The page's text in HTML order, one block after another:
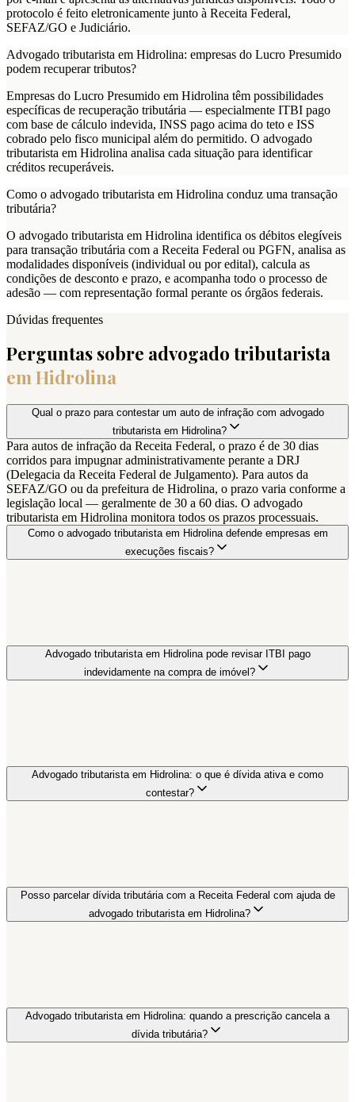
protocolo é feito eletronicamente junto à Receita Federal,
SEFAZ/GO e Judiciário.
Advogado tributarista em Hidrolina: empresas do Lucro Presumido
podem recuperar tributos?
Empresas do Lucro Presumido em Hidrolina têm possibilidades
específicas de recuperação tributária — especialmente ITBI pago
com base de cálculo indevida, INSS pago acima do teto e ISS
cobrado pelo fisco municipal além do permitido. O advogado
tributarista em Hidrolina analisa cada situação para identificar
créditos recuperáveis.
Como o advogado tributarista em Hidrolina conduz uma transação
tributária?
O advogado tributarista em Hidrolina identifica os débitos elegíveis
para transação tributária com a Receita Federal ou PGFN, analisa as
modalidades disponíveis (individual ou por edital), calcula as
condições de desconto e prazo, e acompanha todo o processo de
adesão — com representação formal perante os órgãos federais.
Dúvidas frequentes
Perguntas sobre advogado tributarista
emHidrolina
Qual o prazo para contestar um auto de infração com advogado
tributarista em Hidrolina?
Para autos de infração da Receita Federal, o prazo é de 30 dias
corridos para impugnar administrativamente perante a DRJ
(Delegacia da Receita Federal de Julgamento). Para autos da
SEFAZ/GO ou da prefeitura de Hidrolina, o prazo varia conforme a
legislação local — geralmente de 30 a 60 dias. O advogado
tributarista em Hidrolina monitora todos os prazos processuais.
Como o advogado tributarista em Hidrolina defende empresas em
execuções fiscais?
Advogado tributarista em Hidrolina pode revisar ITBI pago
indevidamente na compra de imóvel?
Advogado tributarista em Hidrolina: o que é dívida ativa e como
contestar?
Posso parcelar dívida tributária com a Receita Federal com ajuda de
advogado tributarista em Hidrolina?
Advogado tributarista em Hidrolina: quando a prescrição cancela a
dívida tributária?